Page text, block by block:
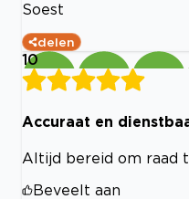
Soest
delen
10
Accuraat en
Altijd bereid om raad
Beveelt aan